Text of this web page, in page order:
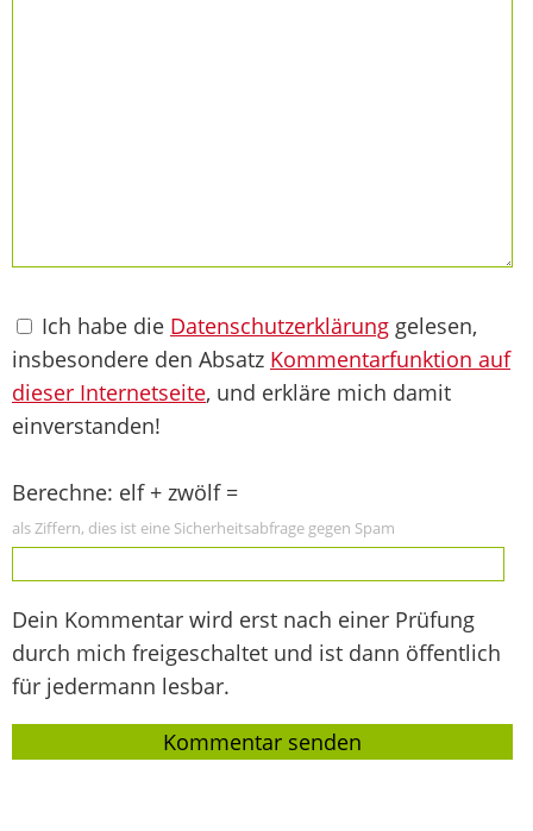
Ich habe die Datenschutzerklärung gelesen,
insbesondere den Absatz Kommentarfunktion auf
dieser Internetseite, und erkläre mich damit
einverstanden!
Berechne: elf + zwölf =
als Ziffern, dies ist eine Sicherheitsabfrage gegen Spam
Dein Kommentar wird erst nach einer Prüfung
durch mich freigeschaltet und ist dann öffentlich
für jedermann lesbar.